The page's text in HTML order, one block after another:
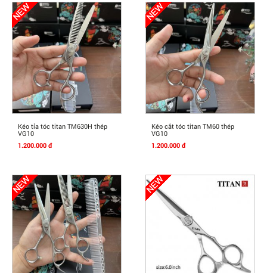
Mua Ngay
Kéo tỉa tóc titan TM630H thép
VG10
1.200.000 đ
Mua Ngay
Kéo cắt tóc titan TM60 thép
VG10
1.200.000 đ